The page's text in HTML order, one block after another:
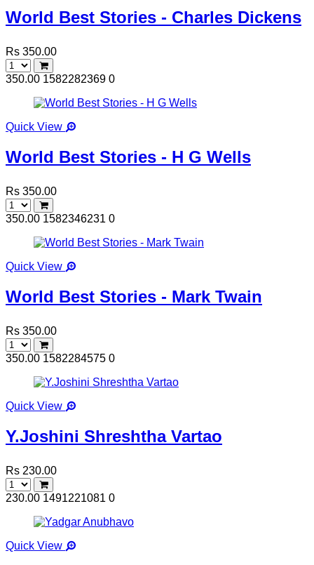
World Best Stories - Charles Dickens
Rs 350.00
350.00 1582282369 0
Quick View
World Best Stories - H G Wells
Rs 350.00
350.00 1582346231 0
Quick View
World Best Stories - Mark Twain
Rs 350.00
350.00 1582284575 0
Quick View
Y.Joshini Shreshtha Vartao
Rs 230.00
230.00 1491221081 0
Quick View